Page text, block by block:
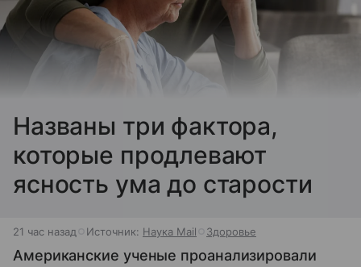
Названы три фактора,
которые продлевают
ясность ума до старости
21 час назад Источник: Наука Mail Здоровье
Американские ученые проанализировали